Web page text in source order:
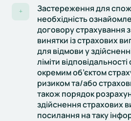
+
Застереження для
необхідність
договору страхування
винятки із страхових
для відмови у
ліміти
окремим об’єктом
ризиком та/або
також порядок
здійснення страхових
посилання на таку